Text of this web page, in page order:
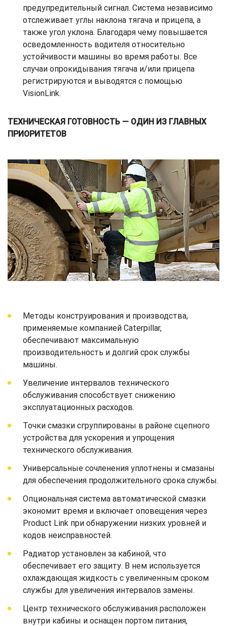
предупредительный сигнал. Система независимо
отслеживает углы наклона тягача и прицепа, а
также угол уклона. Благодаря чему повышается
осведомленность водителя относительно
устойчивости машины во время работы. Все
случаи опрокидывания тягача и/или прицепа
регистрируются и выводятся с помощью
VisionLink.
ТЕХНИЧЕСКАЯ ГОТОВНОСТЬ — ОДИН ИЗ ГЛАВНЫХ
ПРИОРИТЕТОВ
Методы конструирования и производства,
применяемые компанией Caterpillar,
обеспечивают максимальную
производительность и долгий срок службы
машины.
Увеличение интервалов технического
обслуживания способствует снижению
эксплуатационных расходов.
Точки смазки сгруппированы в районе сцепного
устройства для ускорения и упрощения
технического обслуживания.
Универсальные сочленения уплотнены и смазаны
для обеспечения продолжительного срока службы.
Опциональная система автоматической смазки
экономит время и включает оповещения через
Product Link при обнаружении низких уровней и
кодов неисправностей.
Радиатор установлен за кабиной, что
обеспечивает его защиту. В нем используется
охлаждающая жидкость с увеличенным сроком
службы для увеличения интервалов замены.
Центр технического обслуживания расположен
внутри кабины и оснащен портом питания,